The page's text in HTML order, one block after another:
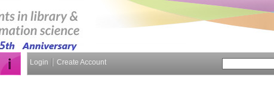
Login Create Account